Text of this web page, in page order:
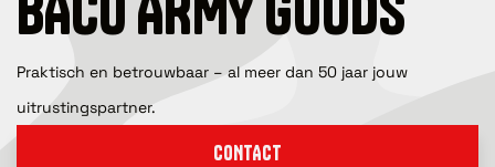
Praktisch en betrouwbaar – al meer dan 50 jaar jouw
uitrustingspartner.
CONTACT